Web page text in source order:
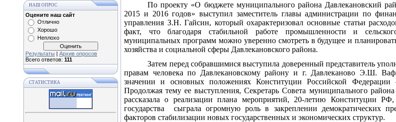
НАШ ОПРОС
Оцените наш сайт
Отлично
Хорошо
Неплохо
Результаты | Архив опросов
Всего ответов: 111
СТАТИСТИКА
По проекту «О бюджете муниципального района Давлекановский
2015 и 2016 годов» выступил заместитель главы администрации по
управления З.Н. Гайсин, который охарактеризовал основные статьи
факт, что благодаря стабильной работе промышленности и
муниципальных программ можно уверенно смотреть в будущее и
хозяйства и социальной сферы Давлекановского района.
Затем перед собравшимися выступила доверенный представитель
правам человека по Давлекановскому району и г. Давлеканово Э.Ш.
значении и основных положениях Конституции Российской Федерации
Продолжая тему ее выступления, Секретарь Совета муниципального
рассказала о реализации плана мероприятий, 20-летию Конституции
государства
сыграла огромную роль в закреплении демократических
факторов стабилизации новых государственных и экономических структур.